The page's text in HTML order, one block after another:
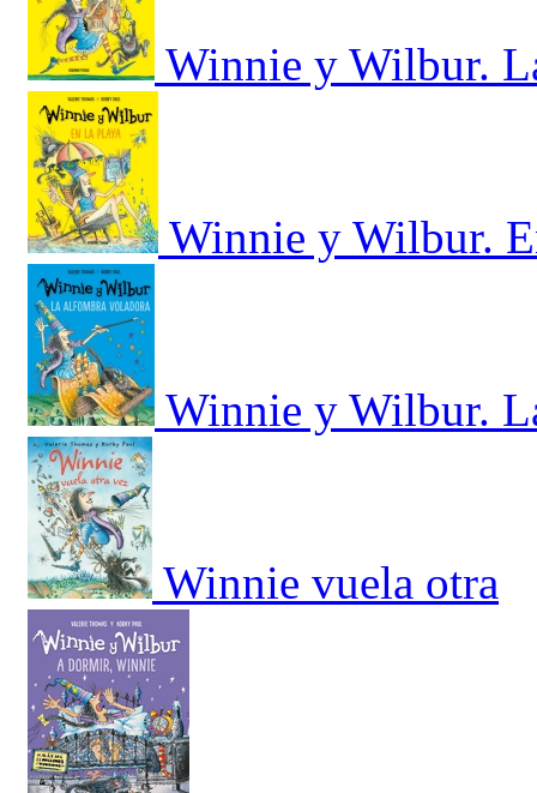
Winnie y Wilbur.
Winnie y Wilbur.
Winnie y Wilbur.
Winnie vuela otra